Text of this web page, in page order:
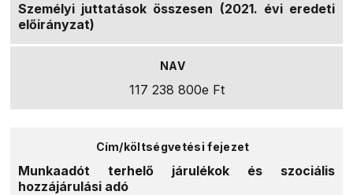
Személyi juttatások összesen (2021. évi eredeti
előirányzat)
117 238 800e Ft
Munkaadót terhelő járulékok és szociális
hozzájárulási adó